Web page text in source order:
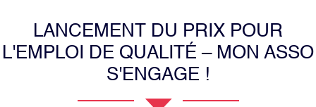
LANCEMENT DU PRIX POUR
L'EMPLOI DE QUALITÉ – MON ASSO
S'ENGAGE !